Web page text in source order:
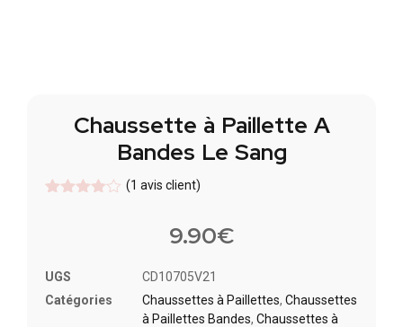
Chaussette à Paillette A
Bandes Le Sang
client
(1 avis client)
9.90€
UGS
CD10705V21
Catégories
Chaussettes à Paillette​s, Chaussettes
à Paillettes Bandes​, Chaussettes à